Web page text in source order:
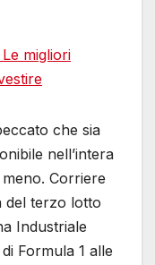
migliori
che sia
nell’intera
Corriere
del terzo lotto
Industriale
Formula 1 alle